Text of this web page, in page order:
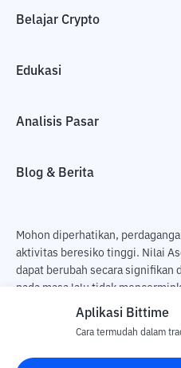
Belajar Crypto
Edukasi
Analisis Pasar
Blog & Berita
Mohon diperhatikan,
aktivitas beresiko tinggi. Nilai
dapat berubah secara signifikan
pada masa lalu tidak
Terdapat risiko kehilangan
pengguna. PT Utama Aset
bertanggung jawab atas
Aplikasi Bittime
Cara termudah dalam